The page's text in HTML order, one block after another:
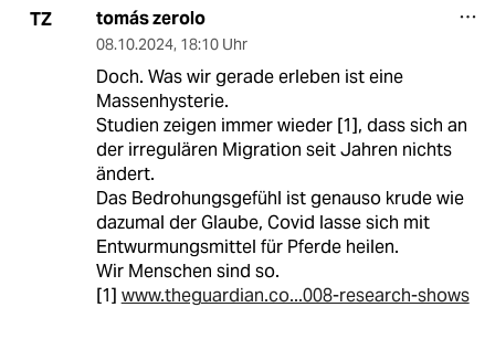
TZ tomás zerolo
08.10.2024, 18:10 Uhr
Doch. Was wir gerade erleben ist eine
Massenhysterie.
Studien zeigen immer wieder [1], dass sich an
der irregulären Migration seit Jahren nichts
ändert.
Das Bedrohungsgefühl ist genauso krude wie
dazumal der Glaube, Covid lasse sich mit
Entwurmungsmittel für Pferde heilen.
Wir Menschen sind so.
[1] www.theguardian.co...008-research-shows